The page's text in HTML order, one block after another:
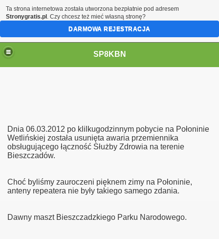
SP8KBN
Dnia 06.03.2012 po klilkugodzinnym pobycie na Połoninie
Wetlińskiej została usunięta awaria przemiennika
obsługującego łączność Służby Zdrowia na terenie
Bieszczadów.
Choć byliśmy zauroczeni pięknem zimy na Połoninie,
anteny repeatera nie były takiego samego zdania.
Dawny maszt Bieszczadzkiego Parku Narodowego.
Ta strona internetowa została utworzona bezpłatnie pod adresem
Stronygratis.pl . Czy chcesz też mieć własną stronę?
DARMOWA REJESTRACJA